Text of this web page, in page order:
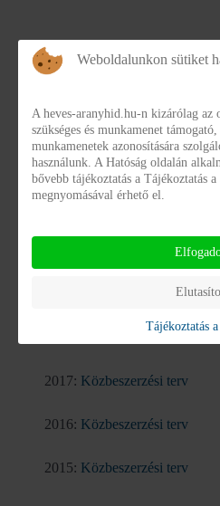
Közérdekű adatok
3.8 Közbeszerzés
2024:Közbeszerzési terv
2023:
Közbeszerzési terv
Közbeszerzési terv
Közbeszerzési terv
2017: Közbeszerzési terv
2016: Közbeszerzési terv
2015: Közbeszerzési terv
Weboldalunkon sütiket
A heves-aranyhid.hu-n kizárólag az
szükséges és munkamenet
munkamenetek azonosítására
használunk. A Hatóság oldalán
bővebb tájékoztatás a Tájékoztatás
megnyomásával érhető el.
Tájékoztatás